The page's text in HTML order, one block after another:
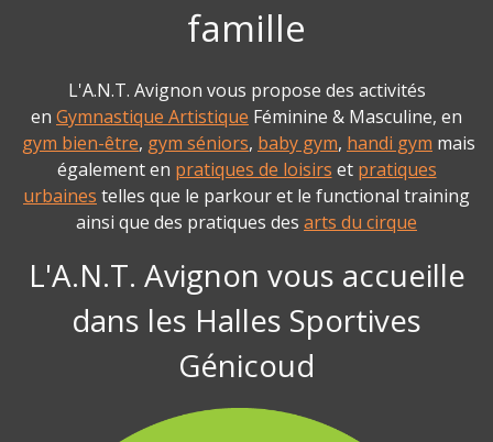
famille
L'A.N.T. Avignon vous propose des activités
en Gymnastique Artistique Féminine & Masculine, en
gym bien-être, gym séniors, baby gym, handi gym mais
également en pratiques de loisirs et pratiques
urbaines telles que le parkour et le functional training
ainsi que des pratiques des arts du cirque
L'A.N.T. Avignon vous accueille
dans les Halles Sportives
Génicoud